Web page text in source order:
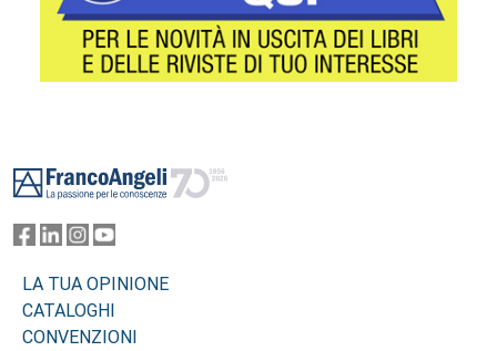
LA TUA OPINIONE
CATALOGHI
CONVENZIONI